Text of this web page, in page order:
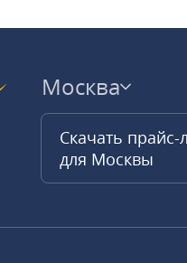
Москва
Скачать прайс-
для Москвы